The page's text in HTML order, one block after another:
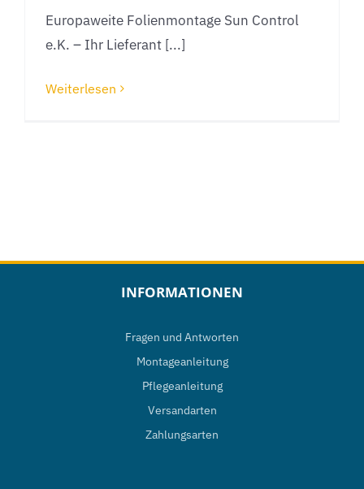
Europaweite Folienmontage Sun Control
e.K. – Ihr Lieferant [...]
Weiterlesen
INFORMATIONEN
Fragen und Antworten
Montageanleitung
Pflegeanleitung
Versandarten
Zahlungsarten